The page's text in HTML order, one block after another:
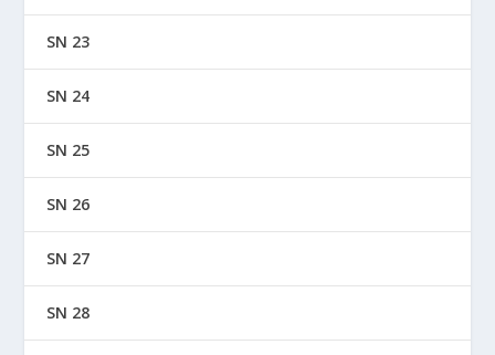
SN 23
SN 24
SN 25
SN 26
SN 27
SN 28